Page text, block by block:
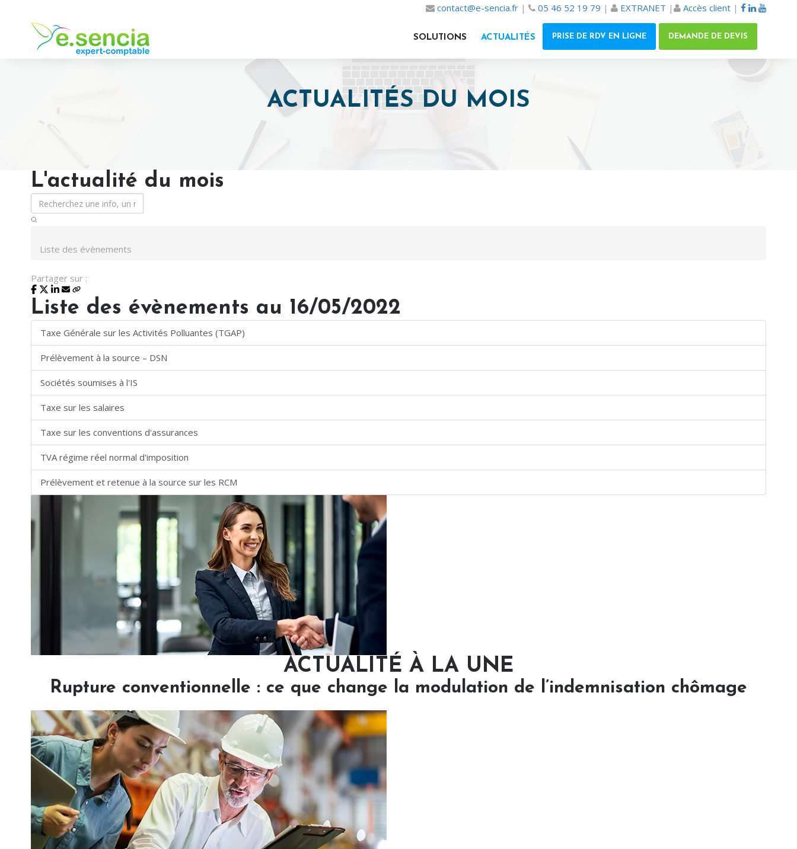
contact@e-sencia.fr | 05 46 52 19 79 | EXTRANET | Accès client |
SOLUTIONS ACTUALITÉS PRISE DE RDV EN LIGNE DEMANDE DE DEVIS
ACTUALITÉS DU MOIS
L'actualité du mois
Liste des évènements
Partager sur :
Liste des évènements au 16/05/2022
Taxe Générale sur les Activités Polluantes (TGAP)
Prélèvement à la source – DSN
Sociétés soumises à l'IS
Taxe sur les salaires
Taxe sur les conventions d'assurances
TVA régime réel normal d'imposition
Prélèvement et retenue à la source sur les RCM
ACTUALITÉ À LA UNE
Rupture conventionnelle : ce que change la modulation de l’indemnisation chômage